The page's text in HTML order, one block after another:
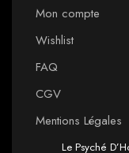
Mon compte
Wishlist
FAQ
CGV
Mentions Légales
Le Psyché